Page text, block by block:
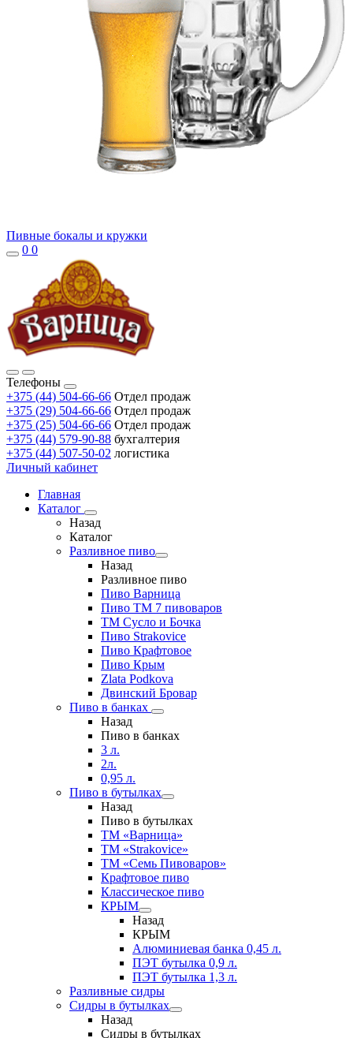
Пивные бокалы и кружки
0 0
Телефоны
+375 (44) 504-66-66 Отдел продаж
+375 (29) 504-66-66 Отдел продаж
+375 (25) 504-66-66 Отдел продаж
+375 (44) 579-90-88 бухгалтерия
+375 (44) 507-50-02 логистика
Личный кабинет
Главная
Каталог
Назад
Каталог
Разливное пиво
Назад
Разливное пиво
Пиво Варница
Пиво ТМ 7 пивоваров
ТМ Сусло и Бочка
Пиво Strakovice
Пиво Крафтовое
Пиво Крым
Zlata Podkova
Двинский Бровар
Пиво в банках
Назад
Пиво в банках
3 л.
2л.
0,95 л.
Пиво в бутылках
Назад
Пиво в бутылках
ТМ «Варница»
ТМ «Strakovice»
ТМ «Семь Пивоваров»
Крафтовое пиво
Классическое пиво
КРЫМ
Назад
КРЫМ
Алюминиевая банка 0,45 л.
ПЭТ бутылка 0,9 л.
ПЭТ бутылка 1,3 л.
Разливные сидры
Сидры в бутылках
Назад
Сидры в бутылках